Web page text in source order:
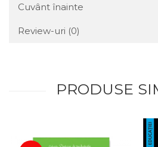
Cuvânt înainte
Review-uri (0)
PRODUSE